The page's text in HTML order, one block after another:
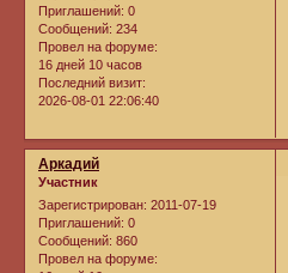
Приглашений: 0
Сообщений: 234
Провел на форуме:
16 дней 10 часов
Последний визит:
2026-08-01 22:06:40
Аркадий
Участник
Зарегистрирован: 2011-07-19
Приглашений: 0
Сообщений: 860
Провел на форуме: